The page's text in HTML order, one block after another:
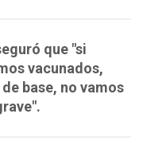
que "si
vacunados,
base, no vamos